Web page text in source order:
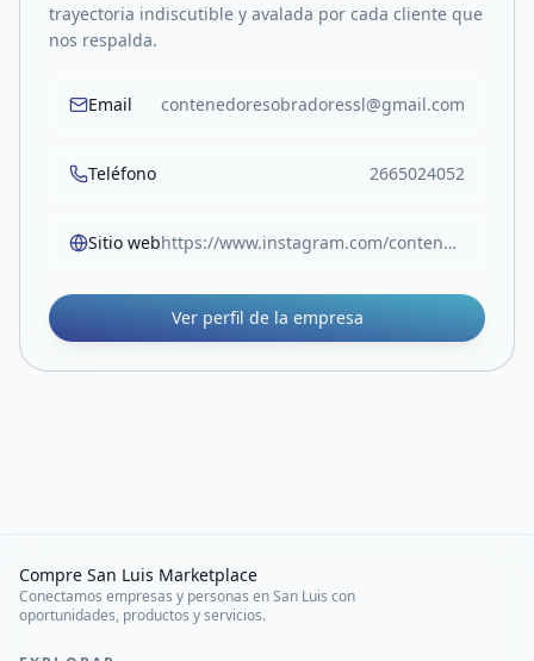
trayectoria indiscutible y avalada por cada cliente que
nos respalda.
Email contenedoresobradoressl@gmail.com
Teléfono 2665024052
Sitio web https://www.instagram.com/contenedoressl?igsh=MWp1eDRscmJyeG56ag==
Ver perfil de la empresa
Compre San Luis Marketplace
Conectamos empresas y personas en San Luis con
oportunidades, productos y servicios.